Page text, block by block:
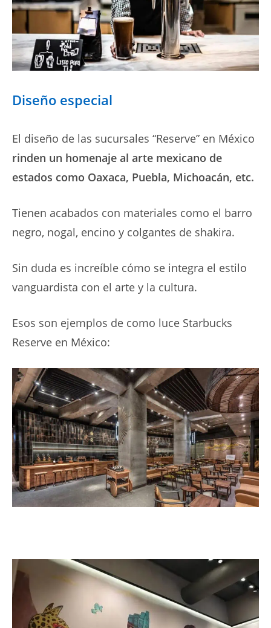
Diseño especial
El diseño de las sucursales “Reserve” en México
rinden un homenaje al arte mexicano de
estados como Oaxaca, Puebla, Michoacán, etc.
Tienen acabados con materiales como el barro
negro, nogal, encino y colgantes de shakira.
Sin duda es increíble cómo se integra el estilo
vanguardista con el arte y la cultura.
Esos son ejemplos de como luce Starbucks
Reserve en México: